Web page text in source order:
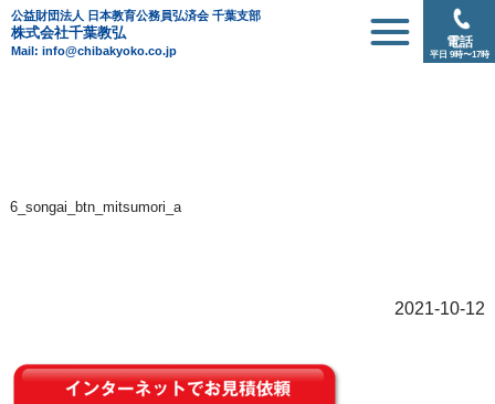
公益財団法人 日本教育公務員弘済会 千葉支部
株式会社千葉教弘
Mail: info@chibakyoko.co.jp
電話
平日 9時〜17時
6_songai_btn_mitsumori_a
2021-10-12